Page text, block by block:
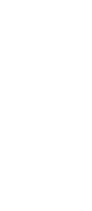
คลือบ Enamel Food grade ล